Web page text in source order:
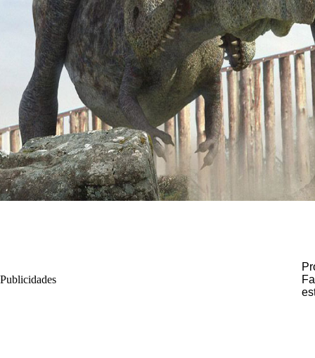
Publicidades